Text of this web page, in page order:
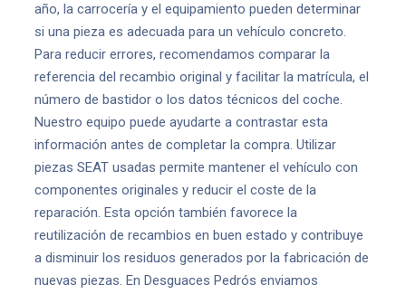
año, la carrocería y el equipamiento pueden determinar
si una pieza es adecuada para un vehículo concreto.
Para reducir errores, recomendamos comparar la
referencia del recambio original y facilitar la matrícula, el
número de bastidor o los datos técnicos del coche.
Nuestro equipo puede ayudarte a contrastar esta
información antes de completar la compra. Utilizar
piezas SEAT usadas permite mantener el vehículo con
componentes originales y reducir el coste de la
reparación. Esta opción también favorece la
reutilización de recambios en buen estado y contribuye
a disminuir los residuos generados por la fabricación de
nuevas piezas. En Desguaces Pedrós enviamos